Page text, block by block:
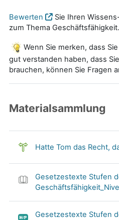
Bewerten
Sie Ihren
zum Thema Geschäftsfähigkeit.
Wenn Sie merken, dass
gut verstanden haben, dass
brauchen, können Sie Fragen
Materialsammlung
Hatte Tom das Recht,
Gesetzestexte Stufen
Gesetzestexte Stufen